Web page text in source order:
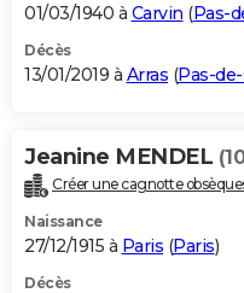
01/03/1940 à Carvin (Pas-
Décès
13/01/2019 à Arras (Pas-de-
Jeanine MENDEL
Créer une cagnotte
Naissance
27/12/1915 à Paris (Paris)
Décès